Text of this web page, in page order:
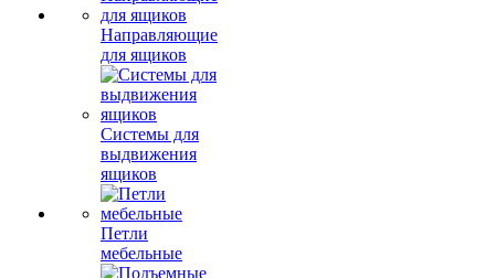
Направляющие
для ящиков
Системы для
выдвижения
ящиков
Петли
мебельные